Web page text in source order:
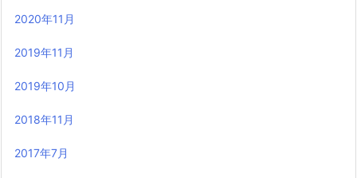
2020年11月
2019年11月
2019年10月
2018年11月
2017年7月